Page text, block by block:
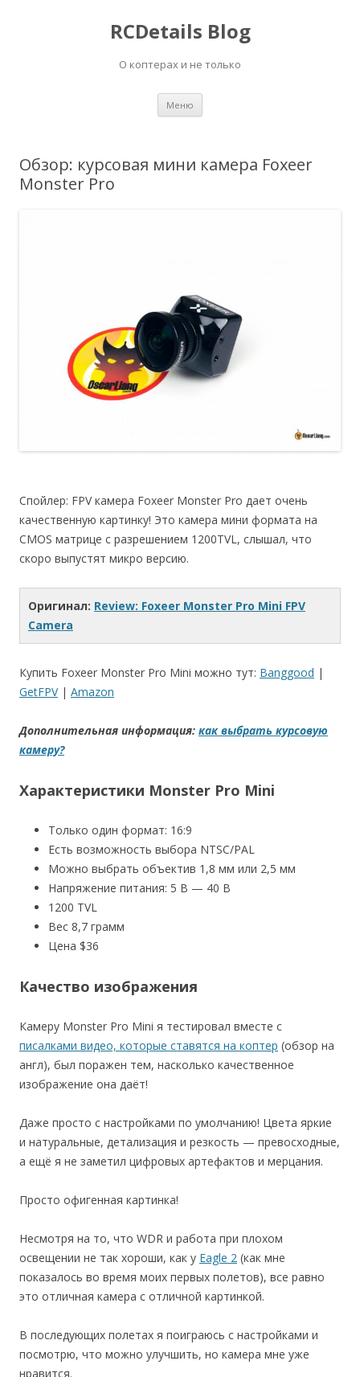
RCDetails Blog
О коптерах и не только
Меню
Обзор: курсовая мини камера Foxeer
Monster Pro
Спойлер: FPV камера Foxeer Monster Pro дает очень
качественную картинку! Это камера мини формата на
CMOS матрице с разрешением 1200TVL, слышал, что
скоро выпустят микро версию.
Оригинал: Review: Foxeer Monster Pro Mini FPV
Camera
Купить Foxeer Monster Pro Mini можно тут: Banggood |
GetFPV| Amazon
Дополнительная информация: как выбрать курсовую
камеру?
Характеристики Monster Pro Mini
Только один формат: 16:9
Есть возможность выбора NTSC/PAL
Можно выбрать объектив 1,8 мм или 2,5 мм
Напряжение питания: 5 В — 40 В
1200 TVL
Вес 8,7 грамм
Цена $36
Качество изображения
Камеру Monster Pro Mini я тестировал вместе с
писалками видео, которые ставятся на коптер (обзор на
англ), был поражен тем, насколько качественное
изображение она даёт!
Даже просто с настройками по умолчанию! Цвета яркие
и натуральные, детализация и резкость — превосходные,
а ещё я не заметил цифровых артефактов и мерцания.
Просто офигенная картинка!
Несмотря на то, что WDR и работа при плохом
освещении не так хороши, как у Eagle 2 (как мне
показалось во время моих первых полетов), все равно
это отличная камера с отличной картинкой.
В последующих полетах я поиграюсь с настройками и
посмотрю, что можно улучшить, но камера мне уже
нравится.